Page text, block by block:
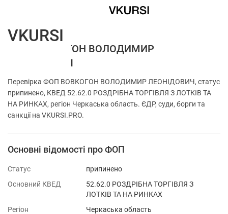
ФОП ВОВКОГОН ВОЛОДИМИР
ЛЕОНІДОВИЧ
Перевірка ФОП ВОВКОГОН ВОЛОДИМИР ЛЕОНІДОВИЧ, статус
припинено, КВЕД 52.62.0 РОЗДРІБНА ТОРГІВЛЯ З ЛОТКІВ ТА
НА РИНКАХ, регіон Черкаська область. ЄДР, суди, борги та
санкції на VKURSI.PRO.
Основні відомості про ФОП
Статус
припинено
Основний КВЕД
52.62.0 РОЗДРІБНА ТОРГІВЛЯ З
ЛОТКІВ ТА НА РИНКАХ
Регіон
Черкаська область
VKURSI